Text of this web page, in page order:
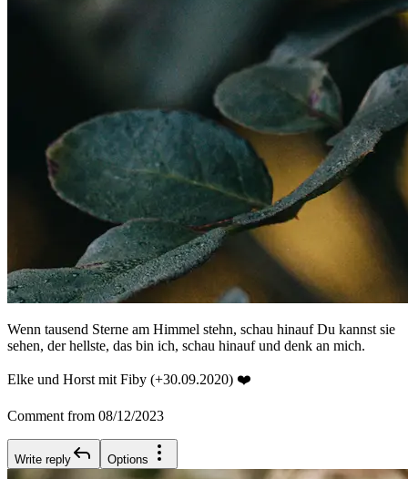
Wenn tausend Sterne am Himmel stehn, schau hinauf Du kannst sie
sehen, der hellste, das bin ich, schau hinauf und denk an mich.
Elke und Horst mit Fiby (+30.09.2020) ❤️
Comment from 08/12/2023
Write reply Options